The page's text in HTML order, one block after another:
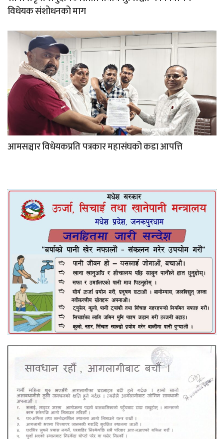
विधेयक संशोधनको माग
आमसञ्चार विधेयकप्रति पत्रकार महासंघको कडा आपत्ति